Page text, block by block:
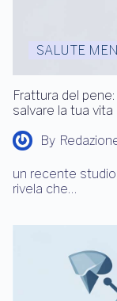
SALUTE
Frattura del
salvare la tua
By
un recente
rivela che…